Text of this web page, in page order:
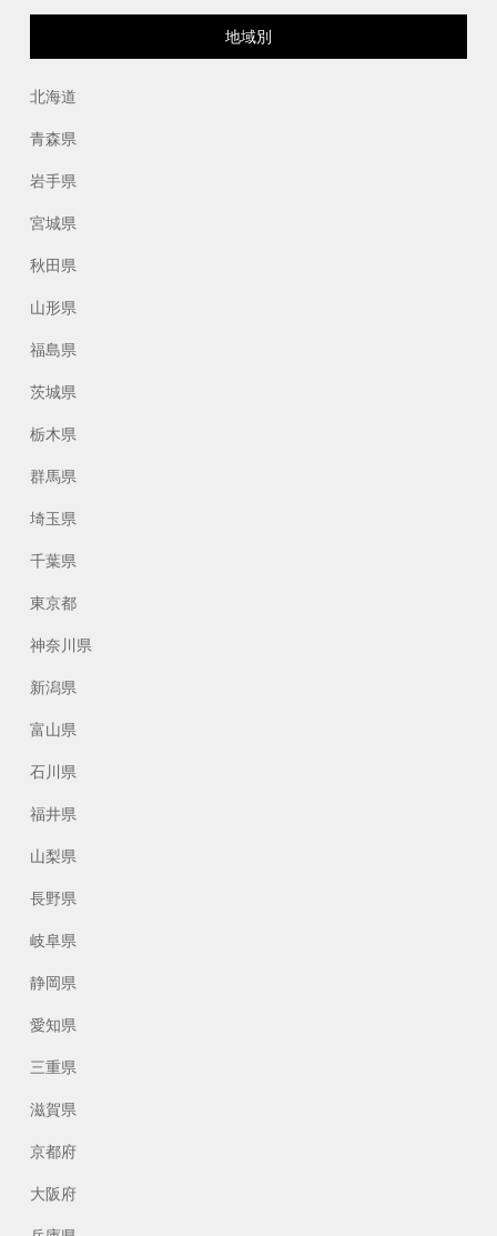
地域別
北海道
青森県
岩手県
宮城県
秋田県
山形県
福島県
茨城県
栃木県
群馬県
埼玉県
千葉県
東京都
神奈川県
新潟県
富山県
石川県
福井県
山梨県
長野県
岐阜県
静岡県
愛知県
三重県
滋賀県
京都府
大阪府